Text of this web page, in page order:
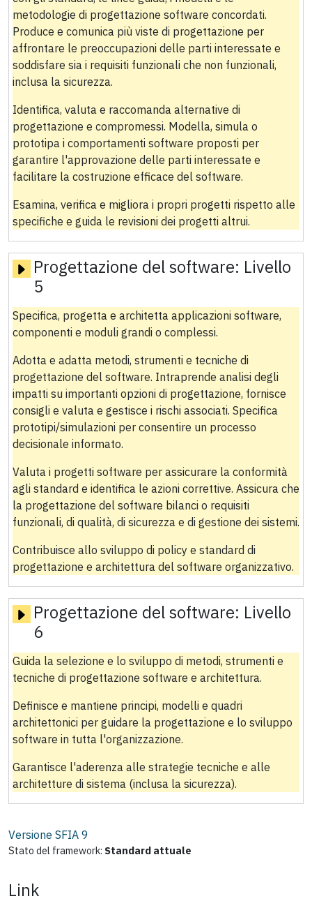
metodologie di progettazione software concordati.
Produce e comunica più viste di progettazione per
affrontare le preoccupazioni delle parti interessate e
soddisfare sia i requisiti funzionali che non funzionali,
inclusa la sicurezza.
Identifica, valuta e raccomanda alternative di
progettazione e compromessi. Modella, simula o
prototipa i comportamenti software proposti per
garantire l'approvazione delle parti interessate e
facilitare la costruzione efficace del software.
Esamina, verifica e migliora i propri progetti rispetto alle
specifiche e guida le revisioni dei progetti altrui.
Progettazione del software: Livello
5
Specifica, progetta e architetta applicazioni software,
componenti e moduli grandi o complessi.
Adotta e adatta metodi, strumenti e tecniche di
progettazione del software. Intraprende analisi degli
impatti su importanti opzioni di progettazione, fornisce
consigli e valuta e gestisce i rischi associati. Specifica
prototipi/simulazioni per consentire un processo
decisionale informato.
Valuta i progetti software per assicurare la conformità
agli standard e identifica le azioni correttive. Assicura che
la progettazione del software bilanci o requisiti
funzionali, di qualità, di sicurezza e di gestione dei sistemi.
Contribuisce allo sviluppo di policy e standard di
progettazione e architettura del software organizzativo.
Progettazione del software: Livello
6
Guida la selezione e lo sviluppo di metodi, strumenti e
tecniche di progettazione software e architettura.
Definisce e mantiene principi, modelli e quadri
architettonici per guidare la progettazione e lo sviluppo
software in tutta l'organizzazione.
Garantisce l'aderenza alle strategie tecniche e alle
architetture di sistema (inclusa la sicurezza).
Versione SFIA 9
Stato del framework: Standard attuale
Link